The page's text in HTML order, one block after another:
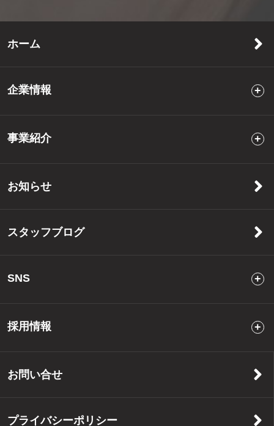
ホーム
企業情報
事業紹介
お知らせ
スタッフブログ
SNS
採用情報
お問い合せ
プライバシーポリシー